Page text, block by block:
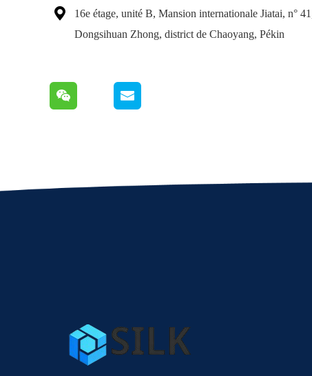

16e étage, unité B, Mansion internationale Jiatai, n°
Dongsihuan Zhong, district de Chaoyang, Pékin